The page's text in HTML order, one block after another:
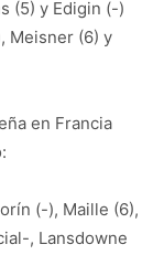
(5) y Edigin (-)
Meisner (6) y
en Francia
(-), Maille (6),
, Lansdowne